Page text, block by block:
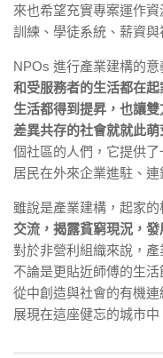
來也希望充實專案運作
訓練、學徒系統、薪資與
NPOs 進行產業建構的
和受服務者的生活都在
生活都得到提昇，也讓
差異共存的社會就就此萌
個社區的人們，它提供
居民在外來企業進駐、
雖說是產業建構，起家
交流，揭露貧窮現況，
對於非營利組織來說，
不論是更貼近師傅的生
從中創造與社會的有機
展現在這座健忘的城市中